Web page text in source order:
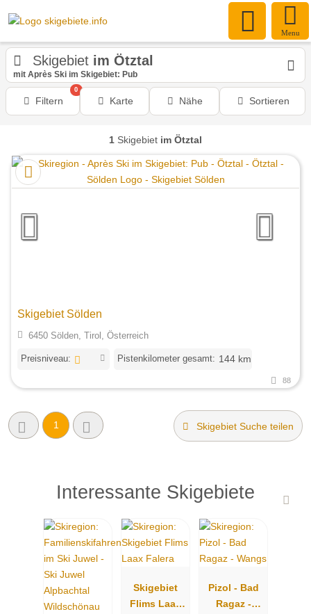
Menu
Skigebiet im Ötztal
mit Après Ski im Skigebiet: Pub
Filtern
0
Karte Nähe Sortieren
1 Skigebiet im Ötztal
Skigebiet Sölden
6450 Sölden, Tirol, Österreich
Preisniveau: Pistenkilometer gesamt: 144 km
88
1 Skigebiet Suche teilen
Interessante Skigebiete
Skigebiet
Flims Laax
Pizol - Bad
Ragaz -